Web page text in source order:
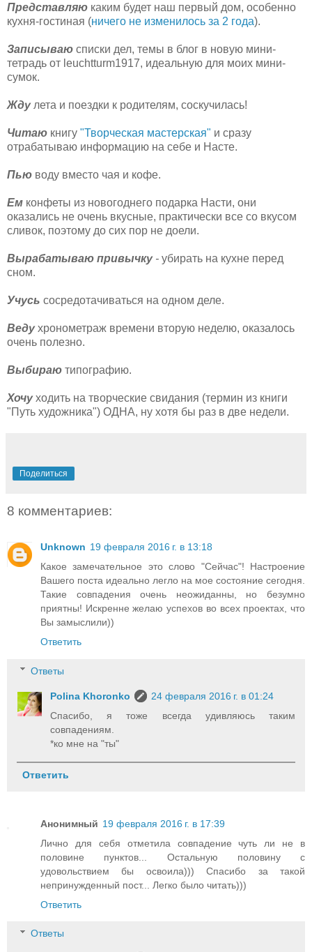
Представляю каким будет наш первый дом, особенно
кухня-гостиная (ничего не изменилось за 2 года).
Записываю списки дел, темы в блог в новую мини-
тетрадь от leuchtturm1917, идеальную для моих мини-
сумок.
Жду лета и поездки к родителям, соскучилась!
Читаю книгу "Творческая мастерская" и сразу
отрабатываю информацию на себе и Насте.
Пью воду вместо чая и кофе.
Ем конфеты из новогоднего подарка Насти, они
оказались не очень вкусные, практически все со вкусом
сливок, поэтому до сих пор не доели.
Вырабатываю привычку- убирать на кухне перед
сном.
Учусь сосредотачиваться на одном деле.
Ведухронометраж времени вторую неделю, оказалось
очень полезно.
Выбираю типографию.
Хочуходить на творческие свидания (термин из книги
"Путь художника") ОДНА, ну хотя бы раз в две недели.
Поделиться
8 комментариев:
Unknown 19 февраля 2016 г. в 13:18
Какое замечательное это слово "Сейчас"! Настроение
Вашего поста идеально легло на мое состояние сегодня.
Такие совпадения очень неожиданны, но безумно
приятны! Искренне желаю успехов во всех проектах, что
Вы замыслили))
Ответить
Ответы
Polina Khoronko
24 февраля 2016 г. в 01:24
Спасибо, я тоже всегда удивляюсь таким
совпадениям.
*ко мне на "ты"
Ответить
Анонимный 19 февраля 2016 г. в 17:39
Лично для себя отметила совпадение чуть ли не в
половине пунктов... Остальную половину с
удовольствием бы освоила))) Спасибо за такой
непринужденный пост... Легко было читать)))
Ответить
Ответы